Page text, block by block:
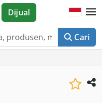
Cari
Dijual